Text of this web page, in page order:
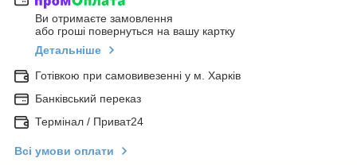
Ви отримаєте замовлення
або гроші повернуться на вашу картку
Детальніше
Готівкою при самовивезенні у м. Харків
Банківський переказ
Термінал / Приват24
Всі умови оплати